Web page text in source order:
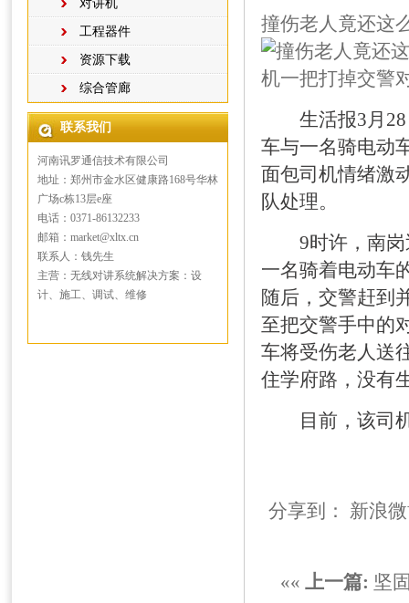
对讲机
工程器件
资源下载
综合管廊
联系我们
河南讯罗通信技术有限公司
地址：郑州市金水区健康路168号华林
广场c栋13层e座
电话：0371-86132233
邮箱：market@xltx.cn
联系人：钱先生
主营：无线对讲系统解决方案：设
计、施工、调试、维修
撞伤老人竟还这
生活报3月28
车与一名骑电动
面包司机情绪激
队处理。
9时许，南岗
一名骑着电动车
随后，交警赶到
至把交警手中的
车将受伤老人送
住学府路，没有
目前，该司机
分享到： 新浪
«« 上一篇: 坚